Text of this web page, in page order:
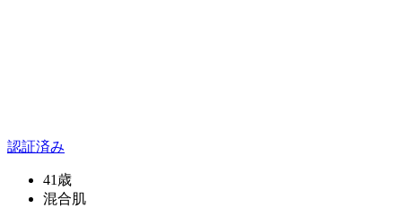
認証済み
41歳
混合肌